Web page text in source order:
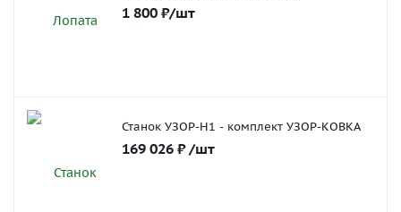
1 800 ₽/шт
Станок УЗОР-Н1 - комплект УЗОР-КОВКА
169 026 ₽ /шт